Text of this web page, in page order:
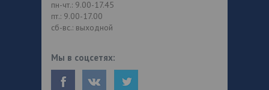
пн-чт.: 9.00-17.45
пт.: 9.00-17.00
сб-вс.: выходной
Мы в соцсетях: